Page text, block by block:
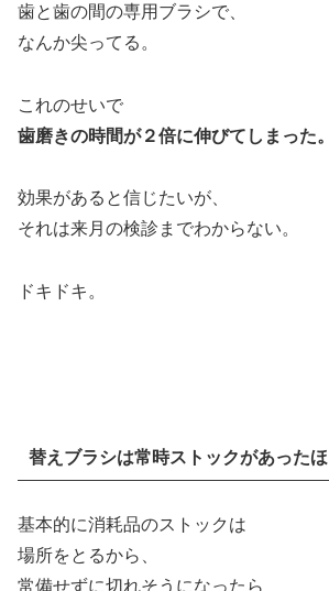
歯と歯の間の専用ブラシで、
なんか尖ってる。
これのせいで
歯磨きの時間が２倍に伸びてしまった。
効果があると信じたいが、
それは来月の検診までわからない。
ドキドキ。
替えブラシは常時ストックがあった
基本的に消耗品のストックは
場所をとるから、
常備せずに切れそうになったら